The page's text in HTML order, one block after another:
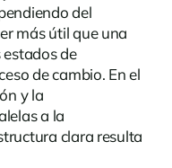
del
más útil que una
de
de cambio. En el
y la
a la
clara resulta